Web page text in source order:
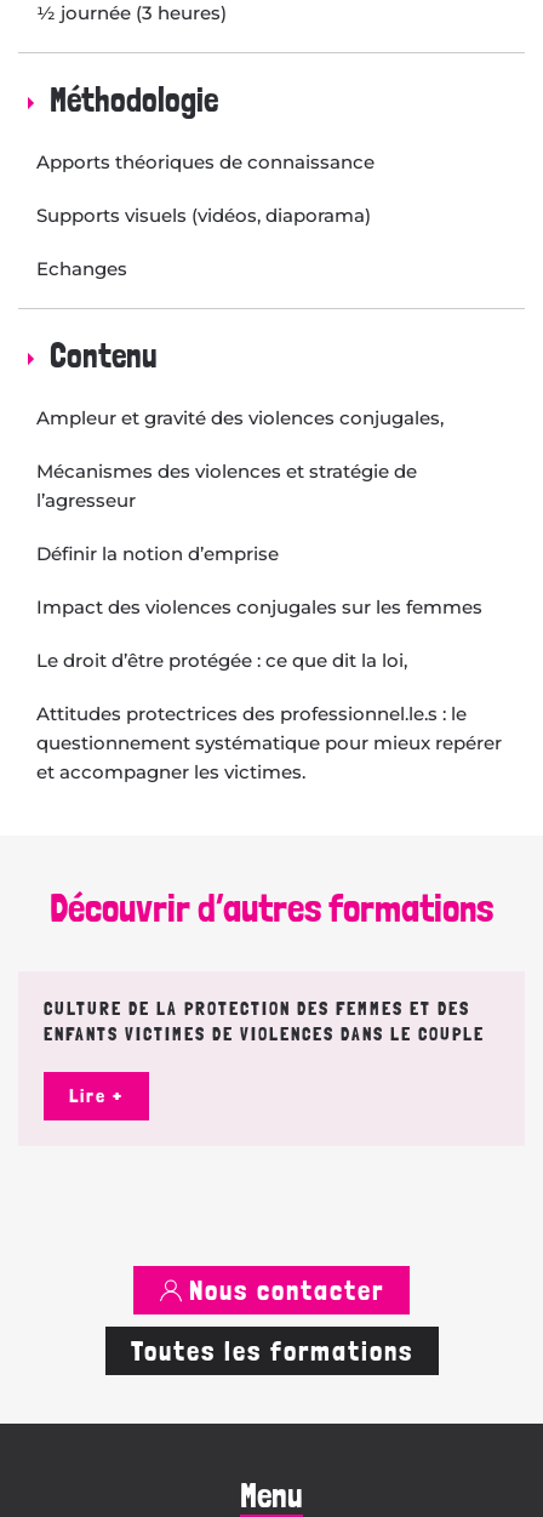
½ journée (3 heures)
Méthodologie
Apports théoriques de connaissance
Supports visuels (vidéos, diaporama)
Echanges
Contenu
Ampleur et gravité des violences conjugales,
Mécanismes des violences et stratégie de
l’agresseur
Définir la notion d’emprise
Impact des violences conjugales sur les femmes
Le droit d’être protégée : ce que dit la loi,
Attitudes protectrices des professionnel.le.s : le
questionnement systématique pour mieux repérer
et accompagner les victimes.
Découvrir d’autres formations
CULTURE DE LA PROTECTION DES FEMMES ET DES
ENFANTS VICTIMES DE VIOLENCES DANS LE COUPLE
Lire +
Nous contacter
Toutes les formations
Menu